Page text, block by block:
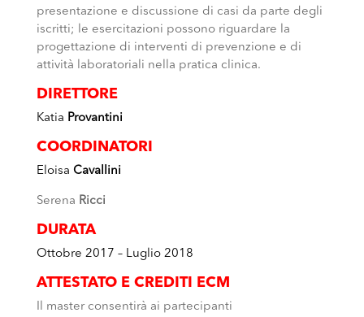
presentazione e discussione di casi da parte degli
iscritti; le esercitazioni possono riguardare la
progettazione di interventi di prevenzione e di
attività laboratoriali nella pratica clinica.
DIRETTORE
Katia Provantini
COORDINATORI
Eloisa Cavallini
Serena Ricci
DURATA
Ottobre 2017 – Luglio 2018
ATTESTATO E CREDITI ECM
Il master consentirà ai partecipanti